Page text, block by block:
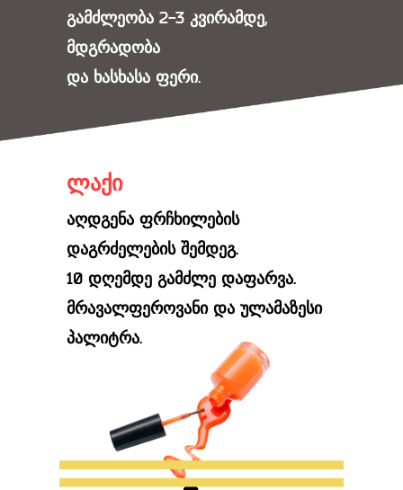
გამძლეობა 2-3 კვირამდე,
მდგრადობა
და ხასხასა ფერი.
ლაქი
აღდგენა ფრჩხილების
დაგრძელების შემდეგ.
10 დღემდე გამძლე დაფარვა.
მრავალფეროვანი და ულამაზესი
პალიტრა.